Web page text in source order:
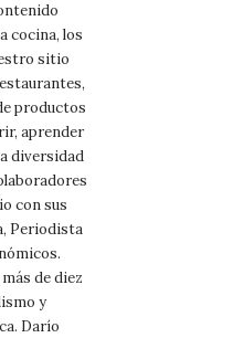
cocina, los
sitio
productos
aprender
diversidad
con sus
Periodista
de diez
y
Darío